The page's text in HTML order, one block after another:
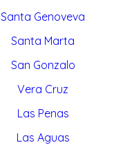
Santa Genoveva
Santa Marta
San Gonzalo
Vera Cruz
Las Penas
Las Aguas